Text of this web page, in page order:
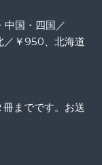
国・四国／
／￥950、北海道
までです。お送